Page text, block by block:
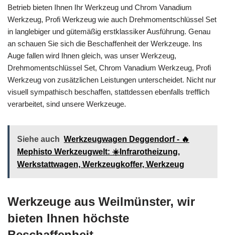
Betrieb bieten Ihnen Ihr Werkzeug und Chrom Vanadium
Werkzeug, Profi Werkzeug wie auch Drehmomentschlüssel Set
in langlebiger und gütemäßig erstklassiker Ausführung. Genau
an schauen Sie sich die Beschaffenheit der Werkzeuge. Ins
Auge fallen wird Ihnen gleich, was unser Werkzeug,
Drehmomentschlüssel Set, Chrom Vanadium Werkzeug, Profi
Werkzeug von zusätzlichen Leistungen unterscheidet. Nicht nur
visuell sympathisch beschaffen, stattdessen ebenfalls trefflich
verarbeitet, sind unsere Werkzeuge.
Siehe auch Werkzeugwagen Deggendorf - 🔥
Mephisto Werkzeugwelt: ☀️Infrarotheizung,
Werkstattwagen, Werkzeugkoffer, Werkzeug
Werkzeuge aus Weilmünster, wir
bieten Ihnen höchste